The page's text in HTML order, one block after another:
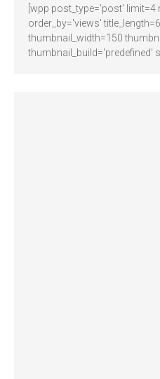
[wpp post_type='post' limit=4
order_by='views'
thumbnail_width=150
thumbnail_build='predefined'